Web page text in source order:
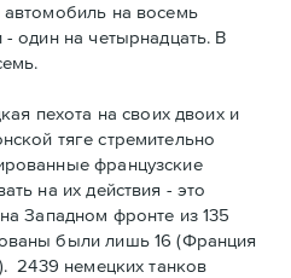
автомобиль на восемь
один на четырнадцать. В
пехота на своих двоих и
тяге стремительно
французские
на их действия - это
Западном фронте из 135
были лишь 16 (Франция
2439 немецких танков